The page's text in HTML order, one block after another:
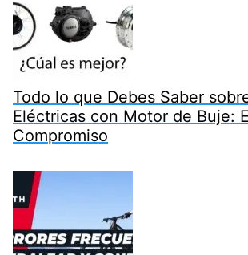
Todo lo que Debes Saber
Eléctricas con Motor de Buje:
Compromiso